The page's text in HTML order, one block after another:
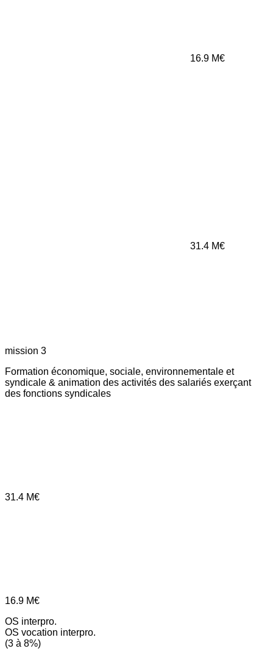
16.9 M€
31.4 M€
mission 3
Formation économique, sociale, environnementale et
syndicale & animation des activités des salariés exerçant
des fonctions syndicales
31.4 M€
16.9 M€
OS interpro.
OS vocation interpro.
(3 à 8%)